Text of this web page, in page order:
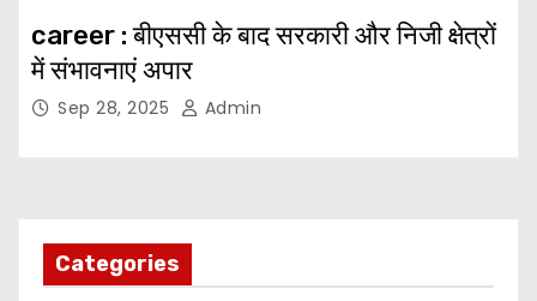
career : बीएससी के बाद सरकारी और निजी क्षेत्रों
में संभावनाएं अपार
Sep 28, 2025 Admin
Categories